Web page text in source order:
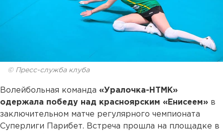
© Пресс-служба клуба
Волейбольная команда «Уралочка-НТМК»
одержала победу над красноярским «Енисеем» в
заключительном матче регулярного чемпионата
Суперлиги Парибет. Встреча прошла на площадке в